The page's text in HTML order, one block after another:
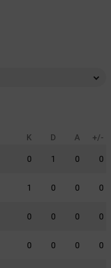
K D A +/-
0 1 0 0
1 0 0 0
0 0 0 0
0 0 0 0